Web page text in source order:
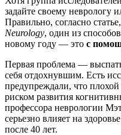
задайте своему неврологу
Правильно, согласно
Neurology, один из
новому году — это с
Первая проблема —
себя отдохнувшим. Есть
предупреждали, что
риском развития
профессора неврологии
серьезно влияет на
после 40 лет.